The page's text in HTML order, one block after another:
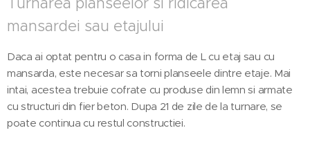
mansardei sau etajului
Daca ai optat pentru o casa in forma de L cu etaj sau cu
mansarda, este necesar sa torni planseele dintre etaje. Mai
intai, acestea trebuie cofrate cu produse din lemn si armate
cu structuri din fier beton. Dupa 21 de zile de la turnare, se
poate continua cu restul constructiei.